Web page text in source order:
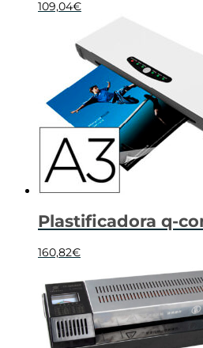
109,04€
Plastificadora q-
160,82€